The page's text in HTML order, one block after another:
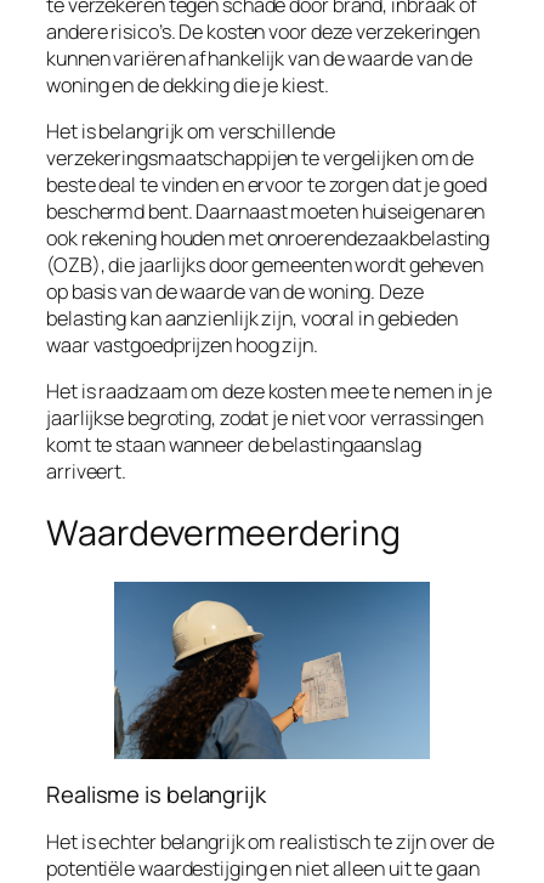
andere risico’s. De kosten voor deze verzekeringen
kunnen variëren afhankelijk van de waarde van de
woning en de dekking die je kiest.
Het is belangrijk om verschillende
verzekeringsmaatschappijen te vergelijken om de
beste deal te vinden en ervoor te zorgen dat je goed
beschermd bent. Daarnaast moeten huiseigenaren
ook rekening houden met onroerendezaakbelasting
(OZB), die jaarlijks door gemeenten wordt geheven
op basis van de waarde van de woning. Deze
belasting kan aanzienlijk zijn, vooral in gebieden
waar vastgoedprijzen hoog zijn.
Het is raadzaam om deze kosten mee te nemen in je
jaarlijkse begroting, zodat je niet voor verrassingen
komt te staan wanneer de belastingaanslag
arriveert.
Waardevermeerdering
Realisme is belangrijk
Het is echter belangrijk om realistisch te zijn over de
potentiële waardestijging en niet alleen uit te gaan